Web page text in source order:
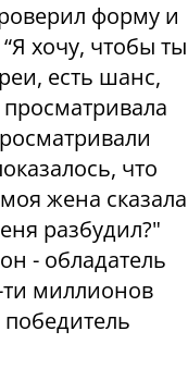
форму и
хочу, чтобы ты
есть шанс,
что
жена сказала
разбудил?"
- обладатель
ти миллионов